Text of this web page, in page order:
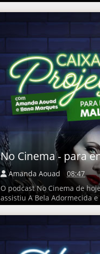
No Cinema - para
Amanda Aouad
08:47
O podcast No Cinema de
assistiu A Bela Adormecida